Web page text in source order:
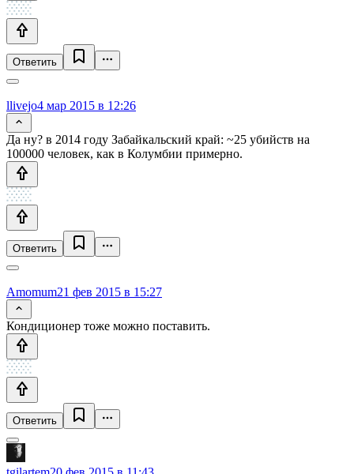
Ответить
llivejo4 мар 2015 в 12:26
Да ну? в 2014 году Забайкальский край: ~25 убийств на
100000 человек, как в Колумбии примерно.
Ответить
Amomum21 фев 2015 в 15:27
Кондиционер тоже можно поставить.
Ответить